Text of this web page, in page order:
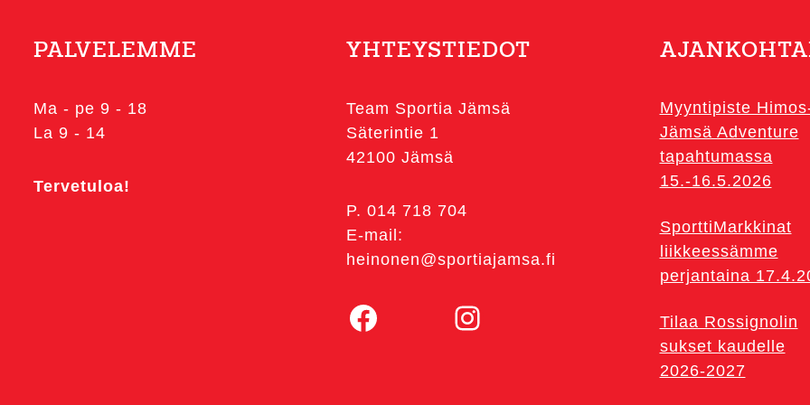
PALVELEMME
Ma - pe 9 - 18
La 9 - 14
Tervetuloa!
YHTEYSTIEDOT
Team Sportia Jämsä
Säterintie 1
42100 Jämsä
P. 014 718 704
E-mail:
heinonen@sportiajamsa.fi
Facebook Instagram
Myyntipiste
Jämsä Adventure
tapahtumassa
15.-16.5.2026
SporttiMarkkinat
liikkeessämme
perjantaina
Tilaa Rossignolin
sukset kaudelle
2026-2027